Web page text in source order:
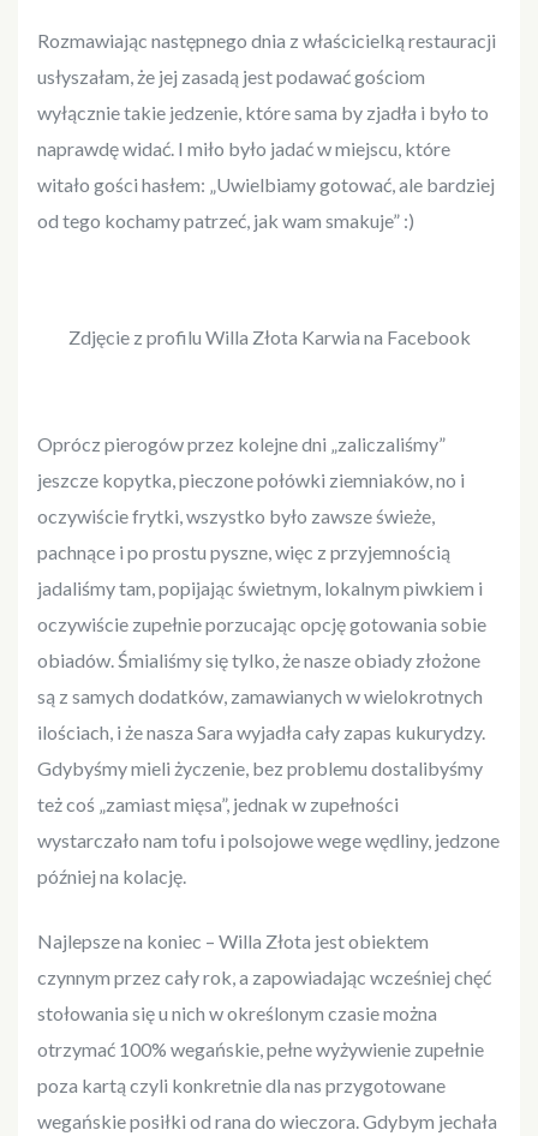
Rozmawiając następnego dnia z właścicielką restauracji
usłyszałam, że jej zasadą jest podawać gościom
wyłącznie takie jedzenie, które sama by zjadła i było to
naprawdę widać. I miło było jadać w miejscu, które
witało gości hasłem: „Uwielbiamy gotować, ale bardziej
od tego kochamy patrzeć, jak wam smakuje” :)
Zdjęcie z profilu Willa Złota Karwia na Facebook
Oprócz pierogów przez kolejne dni „zaliczaliśmy”
jeszcze kopytka, pieczone połówki ziemniaków, no i
oczywiście frytki, wszystko było zawsze świeże,
pachnące i po prostu pyszne, więc z przyjemnością
jadaliśmy tam, popijając świetnym, lokalnym piwkiem i
oczywiście zupełnie porzucając opcję gotowania sobie
obiadów. Śmialiśmy się tylko, że nasze obiady złożone
są z samych dodatków, zamawianych w wielokrotnych
ilościach, i że nasza Sara wyjadła cały zapas kukurydzy.
Gdybyśmy mieli życzenie, bez problemu dostalibyśmy
też coś „zamiast mięsa”, jednak w zupełności
wystarczało nam tofu i polsojowe wege wędliny, jedzone
później na kolację.
Najlepsze na koniec – Willa Złota jest obiektem
czynnym przez cały rok, a zapowiadając wcześniej chęć
stołowania się u nich w określonym czasie można
otrzymać 100% wegańskie, pełne wyżywienie zupełnie
poza kartą czyli konkretnie dla nas przygotowane
wegańskie posiłki od rana do wieczora. Gdybym jechała